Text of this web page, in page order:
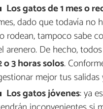
Los gatos de 1 mes o
dado que todavía no
rodean, tampoco sabe
arenero. De hecho,
o 3 horas solos.
mejor tus salidas
Los gatos jóvenes: ya